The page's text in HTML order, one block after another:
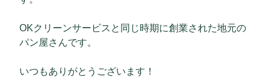
OKクリーンサービスと同じ時期に創業された地元の
パン屋さんです。
いつもありがとうございます！